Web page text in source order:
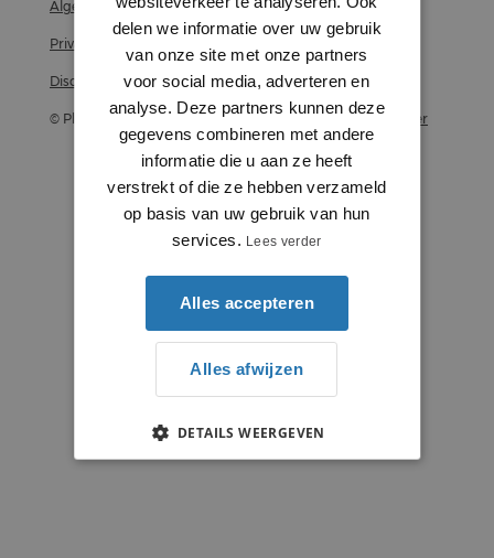
Algemene voorwaarden
Privacy statement
Disclaimer
© Plintenstunter 2026 Profielenstunter
delen we informatie over uw gebruik
van onze site met onze partners
voor social media, adverteren en
analyse. Deze partners kunnen deze
gegevens combineren met andere
informatie die u aan ze heeft
verstrekt of die ze hebben verzameld
op basis van uw gebruik van hun
services.
Lees verder
Alles accepteren
Alles afwijzen
DETAILS WEERGEVEN